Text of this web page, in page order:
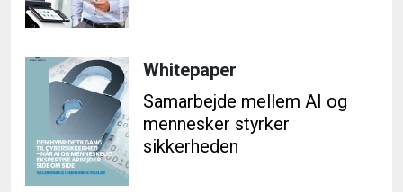
Whitepaper
Samarbejde mellem AI og
mennesker styrker
sikkerheden